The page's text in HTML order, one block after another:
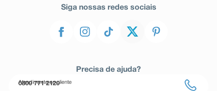
Siga nossas redes sociais
Precisa de ajuda?
Atendimento ao cliente
0800 771 2120